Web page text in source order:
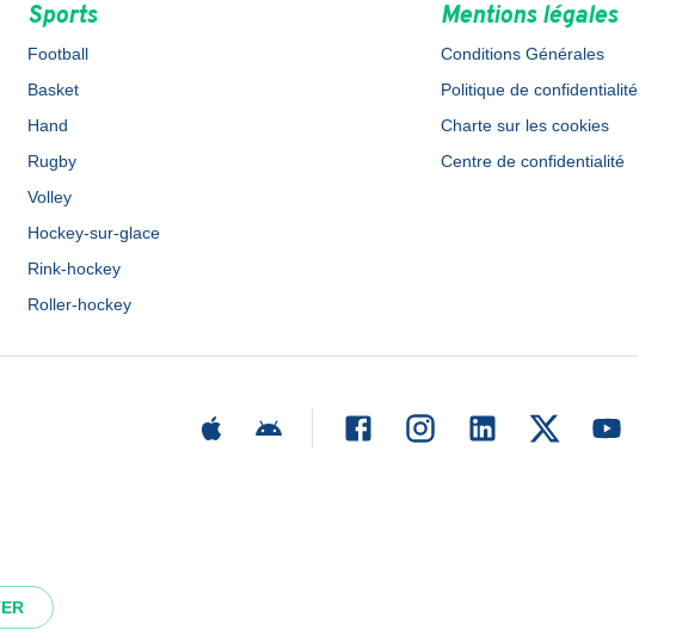
Sports
Football
Basket
Hand
Rugby
Volley
Hockey-sur-glace
Rink-hockey
Roller-hockey
Mentions légales
Conditions Générales
Politique de confidentialité
Charte sur les cookies
Centre de confidentialité